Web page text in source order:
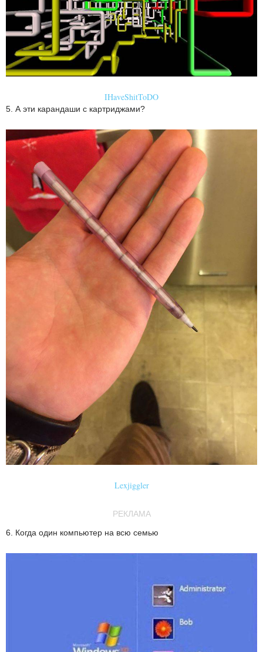
IHaveShitToDO
5. А эти карандаши с картриджами?
Lexjiggler
РЕКЛАМА
6. Когда один компьютер на всю семью